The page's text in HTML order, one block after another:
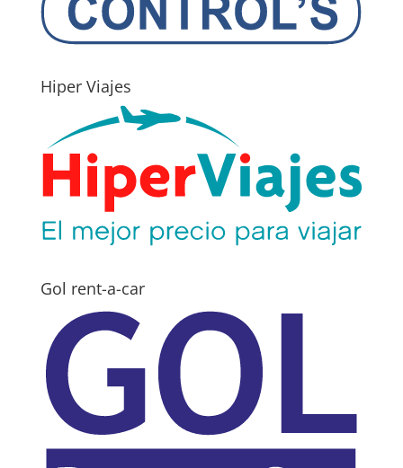
Hiper Viajes
Gol rent-a-car